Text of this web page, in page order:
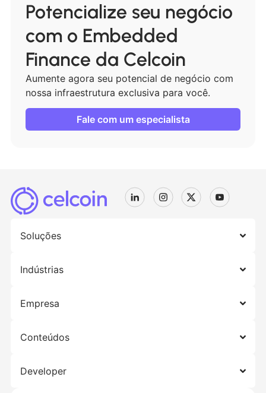
Potencialize seu negócio
com o Embedded
Finance da Celcoin
Aumente agora seu potencial de negócio com
nossa infraestrutura exclusiva para você.
Fale com um especialista
Soluções
Indústrias
Empresa
Conteúdos
Developer